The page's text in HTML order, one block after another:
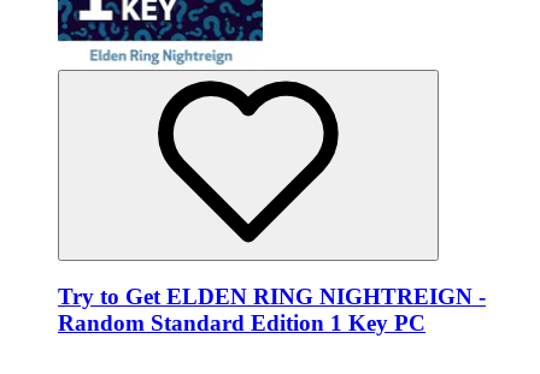
Try to Get ELDEN RING NIGHTREIGN -
Random Standard Edition 1 Key PC